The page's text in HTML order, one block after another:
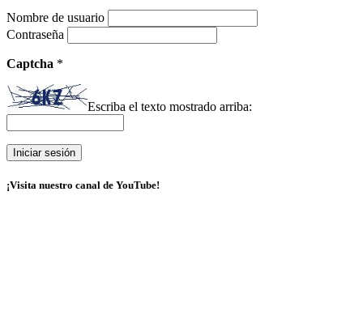
Nombre de usuario
Contraseña
Captcha *
Escriba el texto mostrado arriba:
¡Visita nuestro canal de YouTube!